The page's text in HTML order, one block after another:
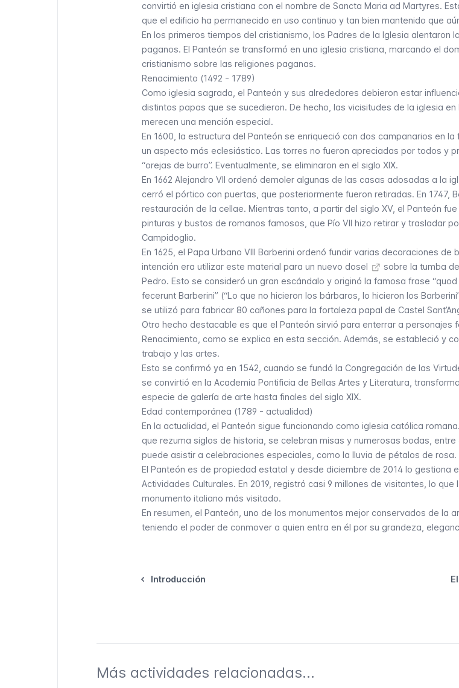
convirtió en iglesia cristiana con el nombre de Sancta Maria ad Martyres.
que el edificio ha permanecido en uso continuo y tan bien mantenido que
En los primeros tiempos del cristianismo, los Padres de la Iglesia alentaron
paganos. El Panteón se transformó en una iglesia cristiana, marcando el
cristianismo sobre las religiones paganas.
Renacimiento (1492 - 1789)
Como iglesia sagrada, el Panteón y sus alrededores debieron estar
distintos papas que se sucedieron. De hecho, las vicisitudes de la iglesia
merecen una mención especial.
En 1600, la estructura del Panteón se enriqueció con dos campanarios en
un aspecto más eclesiástico. Las torres no fueron apreciadas por todos y
“orejas de burro”. Eventualmente, se eliminaron en el siglo XIX.
En 1662 Alejandro VII ordenó demoler algunas de las casas adosadas a la
cerró el pórtico con puertas, que posteriormente fueron retiradas. En 1747,
restauración de la cellae. Mientras tanto, a partir del siglo XV, el Panteón
pinturas y bustos de romanos famosos, que Pío VII hizo retirar y trasladar
Campidoglio.
En 1625, el Papa Urbano VIII Barberini ordenó fundir varias decoraciones de
intención era utilizar este material para un nuevo dosel
sobre la tumba
Pedro. Esto se consideró un gran escándalo y originó la famosa frase “quod
fecerunt Barberini” (“Lo que no hicieron los bárbaros, lo hicieron los
se utilizó para fabricar 80 cañones para la fortaleza papal de Castel
Otro hecho destacable es que el Panteón sirvió para enterrar a personajes
Renacimiento, como se explica en esta sección. Además, se estableció y
trabajo y las artes.
Esto se confirmó ya en 1542, cuando se fundó la Congregación de las
se convirtió en la Academia Pontificia de Bellas Artes y Literatura,
especie de galería de arte hasta finales del siglo XIX.
Edad contemporánea (1789 - actualidad)
En la actualidad, el Panteón sigue funcionando como iglesia católica
que rezuma siglos de historia, se celebran misas y numerosas bodas,
puede asistir a celebraciones especiales, como la lluvia de pétalos de rosa.
El Panteón es de propiedad estatal y desde diciembre de 2014 lo gestiona
Actividades Culturales. En 2019, registró casi 9 millones de visitantes, lo que
monumento italiano más visitado.
En resumen, el Panteón, uno de los monumentos mejor conservados de la
teniendo el poder de conmover a quien entra en él por su grandeza,
Introducción
Más actividades relacionadas...